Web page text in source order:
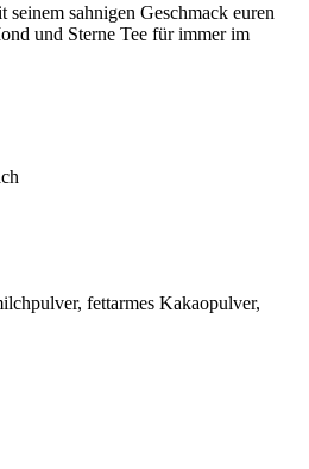
sahnigen Geschmack euren
und Sterne Tee für immer im
fettarmes Kakaopulver,